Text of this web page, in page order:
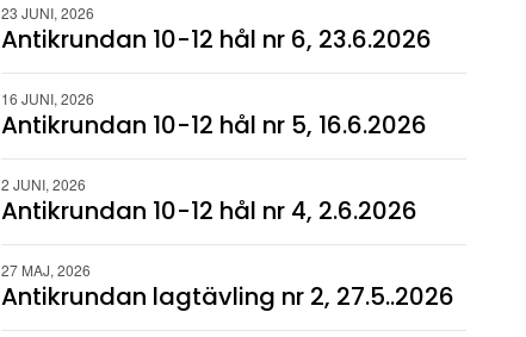
23 JUNI, 2026
Antikrundan 10-12 hål nr 6, 23.6.2026
16 JUNI, 2026
Antikrundan 10-12 hål nr 5, 16.6.2026
2 JUNI, 2026
Antikrundan 10-12 hål nr 4, 2.6.2026
27 MAJ, 2026
Antikrundan lagtävling nr 2, 27.5..2026